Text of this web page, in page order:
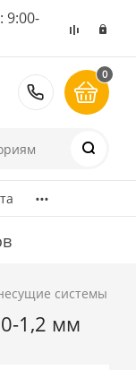
8 (495)
0
...
системы
1,2 мм